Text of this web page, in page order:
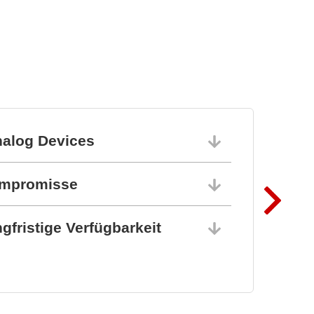
Devices
Verfügbarkeit